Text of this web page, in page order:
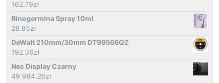
162.79zł
Rinogermina Spray 10ml
28.85zł
DeWalt 210mm/30mm DT99566QZ
192.36zł
Nec Display Czarny
49 984.26zł